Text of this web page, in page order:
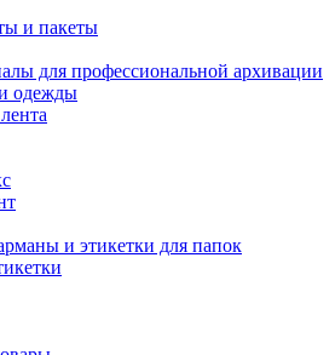
и пакеты
для профессиональной архивации
одежды
и этикетки для папок